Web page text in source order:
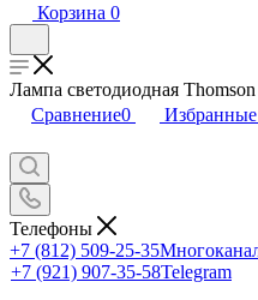
Корзина 0
Лампа светодиодная
Сравнение0
Телефоны
+7 (812) 509-25-35
+7 (921) 907-35-58Telegram